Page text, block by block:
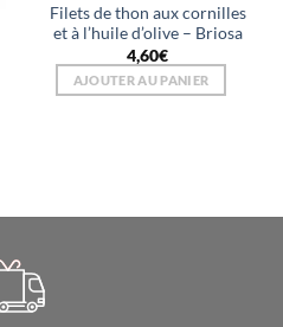
Filets de thon aux cornilles
et à l’huile d’olive – Briosa
4,60€
AJOUTER AU PANIER